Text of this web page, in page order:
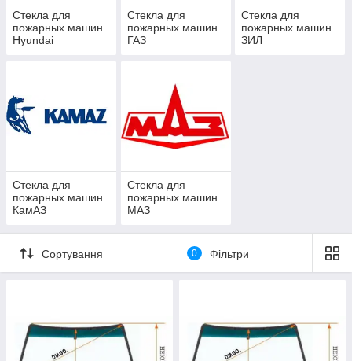
Стекла для
пожарных машин
Hyundai
Стекла для
пожарных машин
ГАЗ
Стекла для
пожарных машин
ЗИЛ
Стекла для
пожарных машин
КамАЗ
Стекла для
пожарных машин
МАЗ
Сортування 0 Фільтри